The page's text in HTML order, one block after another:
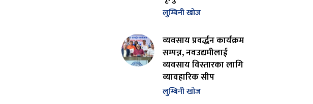
लुम्बिनी खोज
व्यवसाय प्रवर्द्धन कार्यक्रम
सम्पन्न, नवउद्यमीलाई
व्यवसाय विस्तारका लागि
व्यावहारिक सीप
लुम्बिनी खोज